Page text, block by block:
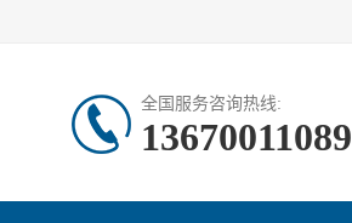
全国服务咨询热线:
13670011089